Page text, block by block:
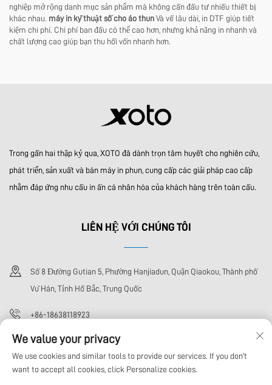
nghiệp mở rộng danh mục sản phẩm mà không cần đầu tư nhiều thiết bị
khác nhau. máy in kỹ thuật số cho áo thun Và về lâu dài, in DTF giúp tiết
kiệm chi phí. Chi phí ban đầu có thể cao hơn, nhưng khả năng in nhanh và
chất lượng cao giúp bạn thu hồi vốn nhanh hơn.
Trong gần hai thập kỷ qua, XOTO đã dành trọn tâm huyết cho nghiên cứu,
phát triển, sản xuất và bán máy in phun, cung cấp các giải pháp cao cấp
nhằm đáp ứng nhu cầu in ấn cá nhân hóa của khách hàng trên toàn cầu.
LIÊN HỆ VỚI CHÚNG TÔI
Số 8 Đường Gutian 5, Phường Hanjiadun, Quận Qiaokou, Thành phố
Vũ Hán, Tỉnh Hồ Bắc, Trung Quốc
+86-18638118923
[email protected]
We value your privacy
We use cookies and similar tools to provide our services. If you don't
want to accept all cookies, click Personalize cookies.